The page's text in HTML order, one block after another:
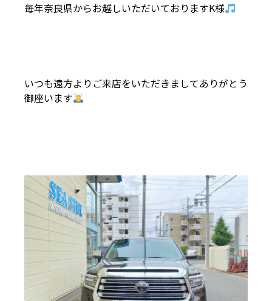
毎年奈良県からお越しいただいておりますK様
いつも遠方よりご来店をいただきましてありがとう
御座います